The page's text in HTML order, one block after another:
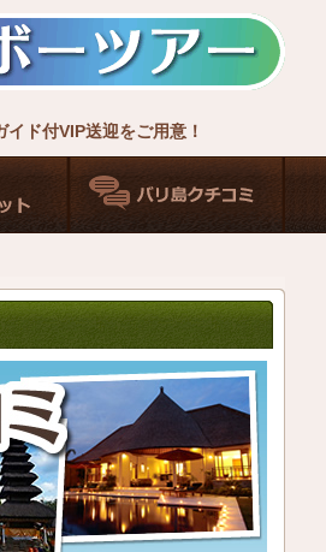
ド付VIP送迎をご用意！